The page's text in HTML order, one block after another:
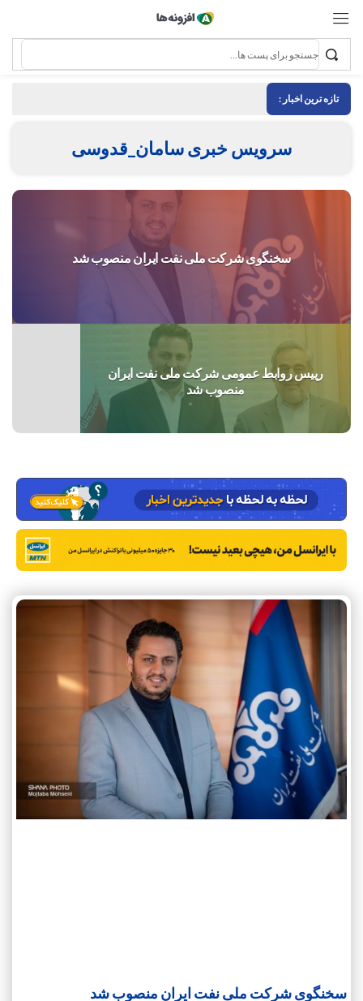
تازه ترین اخبار :
سرویس خبری سامان_قدوسی
سخنگوی شرکت ملی نفت ایران منصوب شد
رییس روابط عمومی شرکت ملی نفت ایران
منصوب شد
سخنگوی شرکت ملی نفت ایران منصوب شد